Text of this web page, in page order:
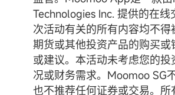
Technologies Inc. 提供的在线
次活动有关的所有内容均不得
期货或其他投资产品的购买或
或建议。本活动未考虑您的投
况或财务需求。Moomoo SG
也不推荐任何证券或交易。所